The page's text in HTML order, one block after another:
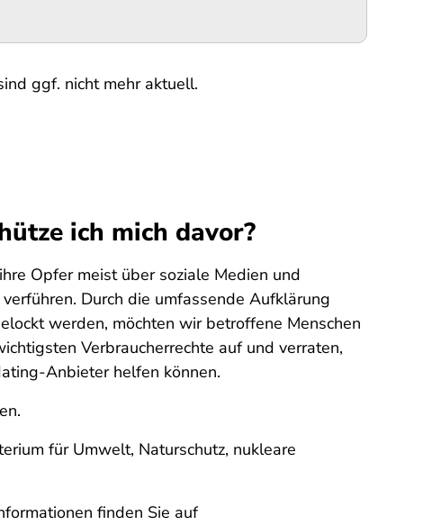
ggf. nicht mehr aktuell.
ich mich davor?
Opfer meist über soziale Medien und
Durch die umfassende Aufklärung
werden, möchten wir betroffene Menschen
Verbraucherrechte auf und verraten,
Anbieter helfen können.
für Umwelt, Naturschutz, nukleare
finden Sie auf